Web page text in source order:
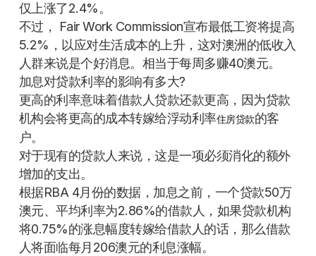
仅上涨了2.4%。
不过， Fair Work Commission宣布最低工资将提高
5.2%，以应对生活成本的上升，这对澳洲的低收入
人群来说是个好消息。相当于每周多赚40澳元。
加息对贷款利率的影响有多大?
更高的利率意味着借款人贷款还款更高，因为贷款
机构会将更高的成本转嫁给浮动利率住房贷款的客
户。
对于现有的贷款人来说，这是一项必须消化的额外
增加的支出。
根据RBA 4月份的数据，加息之前，一个贷款50万
澳元、平均利率为2.86%的借款人，如果贷款机构
将0.75%的涨息幅度转嫁给借款人的话，那么借款
人将面临每月206澳元的利息涨幅。